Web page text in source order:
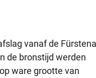
vanaf de
de bronstijd werden
ware grootte van